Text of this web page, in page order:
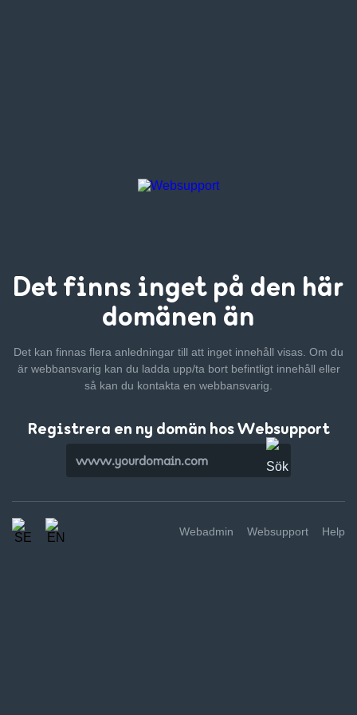
Det finns inget på den här
domänen än
Det kan finnas flera anledningar till att inget innehåll visas. Om du
är webbansvarig kan du ladda upp/ta bort befintligt innehåll eller
så kan du kontakta en webbansvarig.
Registrera en ny domän hos Websupport
Webadmin Websupport Help